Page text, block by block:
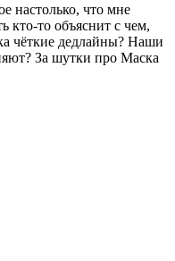
настолько, что мне
кто-то объяснит с чем,
чёткие дедлайны? Наши
За шутки про Маска